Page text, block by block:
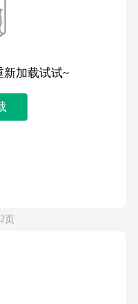
加载试试~
页